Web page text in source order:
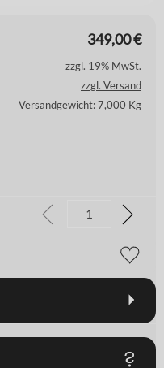
349,00€
zzgl. 19% MwSt.
zzgl. Versand
Versandgewicht: 7,000 Kg